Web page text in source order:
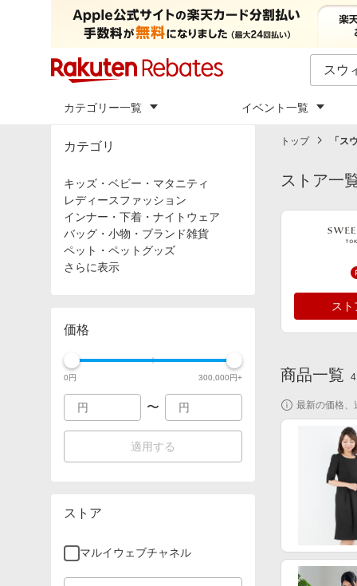
カテゴリー一覧 イベント一覧
カテゴリ
キッズ・ベビー・マタニティ
レディースファッション
インナー・下着・ナイトウェア
バッグ・小物・ブランド雑貨
ペット・ペットグッズ
さらに表示
価格
0円 300,000円+
〜
適用する
ストア
マルイウェブチャネル
トップ 「 ス
ストア一
ス
商品一覧
最新の価格、